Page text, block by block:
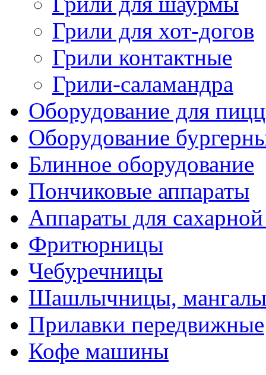
Грили для хот-догов
Грили контактные
Грили-саламандра
Оборудование для
Оборудование
Блинное оборудование
Пончиковые аппараты
Аппараты для
Фритюрницы
Чебуречницы
Шашлычницы, мангалы
Прилавки передвижные
Кофе машины